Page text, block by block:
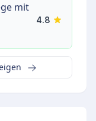
mit
4.8